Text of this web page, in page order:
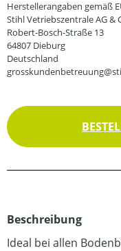
Herstellerangaben gemäß
Stihl Vetriebszentrale AG &
Robert-Bosch-Straße 13
64807 Dieburg
Deutschland
Beschreibung
Ideal bei allen